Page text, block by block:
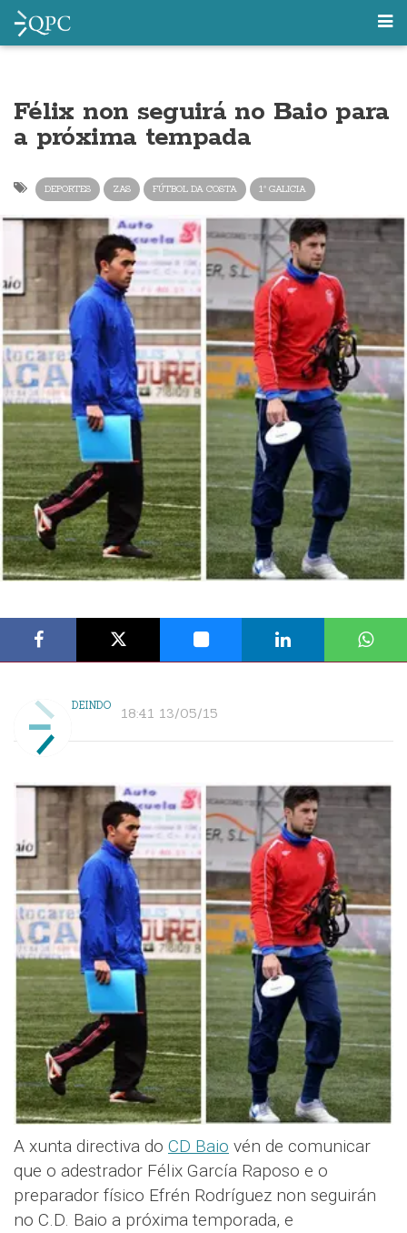
Félix non seguirá no Baio para
a próxima tempada
DEPORTES ZAS FÚTBOL DA COSTA 1ª GALICIA
DEINDO 18:41 13/05/15
A xunta directiva do CD Baio vén de comunicar
que o adestrador Félix García Raposo e o
preparador físico Efrén Rodríguez non seguirán
no C.D. Baio a próxima temporada, e